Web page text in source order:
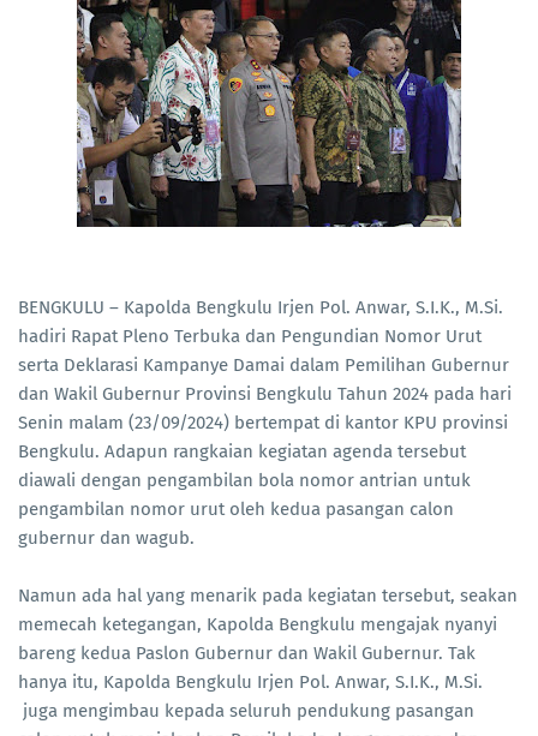
BENGKULU – Kapolda Bengkulu Irjen Pol. Anwar, S.I.K., M.Si.
hadiri Rapat Pleno Terbuka dan Pengundian Nomor Urut
serta Deklarasi Kampanye Damai dalam Pemilihan Gubernur
dan Wakil Gubernur Provinsi Bengkulu Tahun 2024 pada hari
Senin malam (23/09/2024) bertempat di kantor KPU provinsi
Bengkulu. Adapun rangkaian kegiatan agenda tersebut
diawali dengan pengambilan bola nomor antrian untuk
pengambilan nomor urut oleh kedua pasangan calon
gubernur dan wagub.
Namun ada hal yang menarik pada kegiatan tersebut, seakan
memecah ketegangan, Kapolda Bengkulu mengajak nyanyi
bareng kedua Paslon Gubernur dan Wakil Gubernur. Tak
hanya itu, Kapolda Bengkulu Irjen Pol. Anwar, S.I.K., M.Si.
juga mengimbau kepada seluruh pendukung pasangan